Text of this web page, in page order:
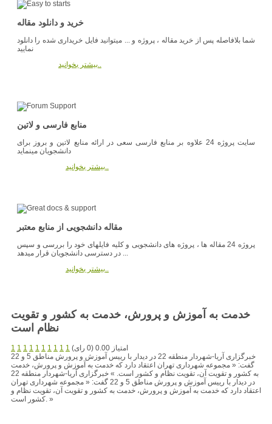
خرید و دانلود مقاله
شما بلافاصله پس از خرید مقاله ، پروژه و ... میتوانید فایل خریداری شده را دانلود
نمایید
بیشتر بخوانید..
منابع فارسی و لاتین
سایت پروژه 24 علاوه بر منابع فارسی سعی در ارائه منابع لاتین و بروز برای
دانشجویان مینماید
بیشتر بخوانید..
مقاله دانشجویی از منابع معتبر
پروژه 24 مقاله ها ، پروژه های دانشجویی و کلیه فایلهای خود را بررسی و سپس
در دسترسی دانشجویان قرار میدهد ...
بیشتر بخوانید..
خدمت به آموزش و پرورش، خدمت به کشور و تقويت
نظام است
1 1 1 1 1 1 1 1 1 1
امتیاز 0.00 (0 رای)
خبرگزاری آریا-شهردار منطقه 22 در دیدار با رییس آموزش و پرورش مناطق 5 و 22
گفت: « مجموعه شهرداری تهران اعتقاد دارد که خدمت به آموزش و پرورش، خدمت
به کشور و تقویت آن، تقویت نظام و کشور است. » خبرگزاری آریا-شهردار منطقه 22
در دیدار با رییس آموزش و پرورش مناطق 5 و 22 گفت: « مجموعه شهرداری تهران
اعتقاد دارد که خدمت به آموزش و پرورش، خدمت به کشور و تقویت آن، تقویت نظام و
کشور است. »